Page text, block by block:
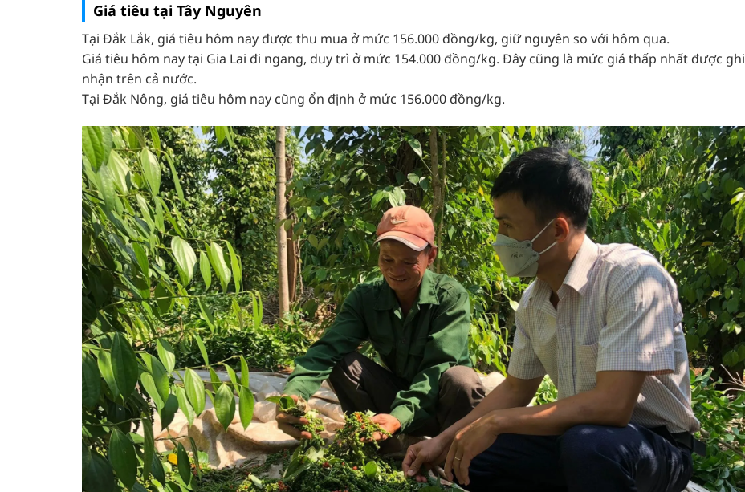
Giá tiêu tại Tây Nguyên
Tại Đắk Lắk, giá tiêu hôm nay được thu mua ở mức 156.000 đồng/kg, giữ nguyên so với hôm qua.
Giá tiêu hôm nay tại Gia Lai đi ngang, duy trì ở mức 154.000 đồng/kg. Đây cũng là mức giá thấp nhất được ghi
nhận trên cả nước.
Tại Đắk Nông, giá tiêu hôm nay cũng ổn định ở mức 156.000 đồng/kg.